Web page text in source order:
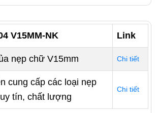
V15MM-NK Link
nẹp chữ V15mm Chi tiết
cung cấp các loại nẹp
tín, chất lượng
Chi tiết